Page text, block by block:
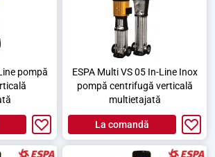
pompă
ESPA Multi VS 05 In-Line Inox
pompă centrifugă verticală
multietajată
La comandă